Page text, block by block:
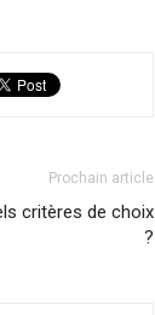
Prochain article
critères de choix
?